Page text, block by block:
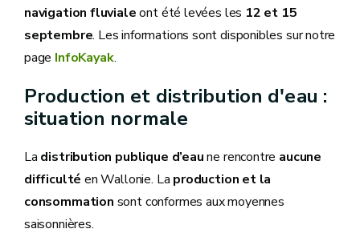
navigation fluvialeont été levées les 12 et 15
septembre. Les informations sont disponibles sur notre
page InfoKayak.
Production et distribution d'eau :
situation normale
La distribution publique d’eaune rencontre aucune
difficulté en Wallonie. La production et la
consommation sont conformes aux moyennes
saisonnières.